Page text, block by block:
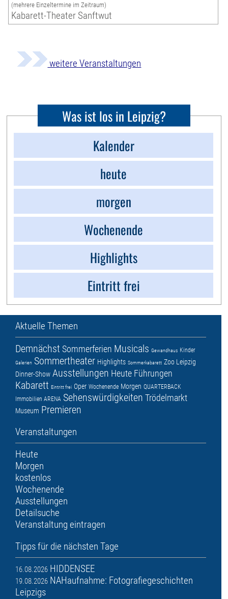
(mehrere Einzeltermine im Zeitraum)
Kabarett-Theater Sanftwut
weitere Veranstaltungen
Was ist los in Leipzig?
Kalender
heute
morgen
Wochenende
Highlights
Eintritt frei
Aktuelle Themen
Demnächst Sommerferien Musicals Gewandhaus Kinder
Galerien Sommertheater Highlights Sommerkabarett Zoo Leipzig
Dinner-Show Ausstellungen Heute Führungen
Kabarett Eintritt frei Oper Wochenende Morgen QUARTERBACK
Immobilien ARENA Sehenswürdigkeiten Trödelmarkt
Museum Premieren
Veranstaltungen
Heute
Morgen
kostenlos
Wochenende
Ausstellungen
Detailsuche
Veranstaltung eintragen
Tipps für die nächsten Tage
16.08.2026 HIDDENSEE
19.08.2026 NAHaufnahme: Fotografiegeschichten
Leipzigs